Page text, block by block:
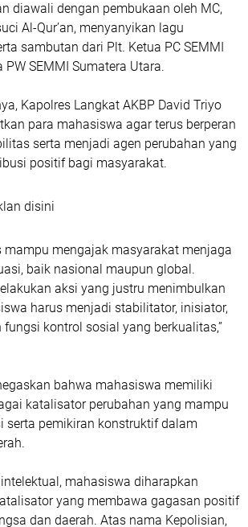
diawali dengan pembukaan oleh MC,
Al-Qur’an, menyanyikan lagu
sambutan dari Plt. Ketua PC SEMMI
PW SEMMI Sumatera Utara.
Kapolres Langkat AKBP David Triyo
para mahasiswa agar terus berperan
serta menjadi agen perubahan yang
positif bagi masyarakat.
disini
mampu mengajak masyarakat menjaga
baik nasional maupun global.
aksi yang justru menimbulkan
harus menjadi stabilitator, inisiator,
kontrol sosial yang berkualitas,”
bahwa mahasiswa memiliki
katalisator perubahan yang mampu
serta pemikiran konstruktif dalam
intelektual, mahasiswa diharapkan
yang membawa gagasan positif
dan daerah. Atas nama Kepolisian,